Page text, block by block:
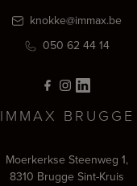
knokke@immax.be
050 62 44 14
IMMAX BRUGGE
Moerkerkse Steenweg 1,
8310 Brugge Sint-Kruis